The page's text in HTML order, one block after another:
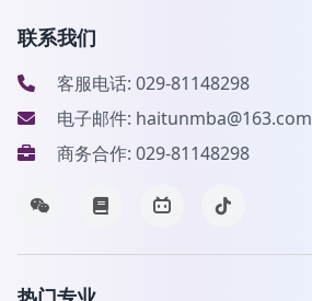
联系我们
客服电话: 029-81148298
电子邮件: haitunmba@163.com
商务合作: 029-81148298